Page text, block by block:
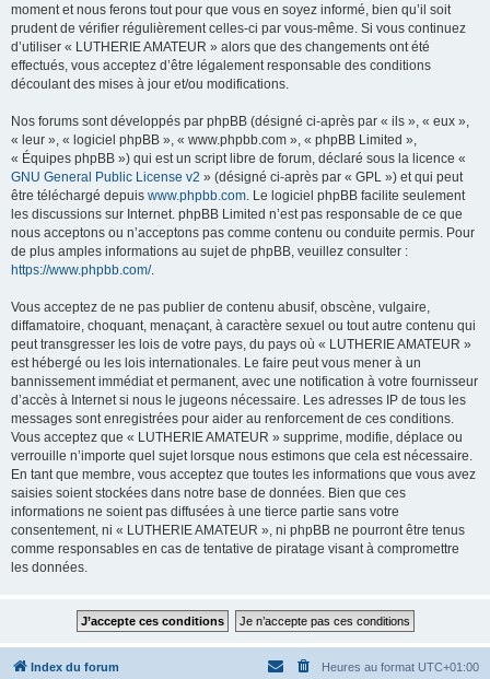
moment et nous ferons tout pour que vous en soyez informé, bien qu’il soit
prudent de vérifier régulièrement celles-ci par vous-même. Si vous continuez
d’utiliser « LUTHERIE AMATEUR » alors que des changements ont été
effectués, vous acceptez d’être légalement responsable des conditions
découlant des mises à jour et/ou modifications.
Nos forums sont développés par phpBB (désigné ci-après par « ils », « eux »,
« leur », « logiciel phpBB », « www.phpbb.com », « phpBB Limited »,
« Équipes phpBB ») qui est un script libre de forum, déclaré sous la licence «
GNU General Public License v2 » (désigné ci-après par « GPL ») et qui peut
être téléchargé depuis www.phpbb.com. Le logiciel phpBB facilite seulement
les discussions sur Internet. phpBB Limited n’est pas responsable de ce que
nous acceptons ou n’acceptons pas comme contenu ou conduite permis. Pour
de plus amples informations au sujet de phpBB, veuillez consulter :
https://www.phpbb.com/.
Vous acceptez de ne pas publier de contenu abusif, obscène, vulgaire,
diffamatoire, choquant, menaçant, à caractère sexuel ou tout autre contenu qui
peut transgresser les lois de votre pays, du pays où « LUTHERIE AMATEUR »
est hébergé ou les lois internationales. Le faire peut vous mener à un
bannissement immédiat et permanent, avec une notification à votre fournisseur
d’accès à Internet si nous le jugeons nécessaire. Les adresses IP de tous les
messages sont enregistrées pour aider au renforcement de ces conditions.
Vous acceptez que « LUTHERIE AMATEUR » supprime, modifie, déplace ou
verrouille n’importe quel sujet lorsque nous estimons que cela est nécessaire.
En tant que membre, vous acceptez que toutes les informations que vous avez
saisies soient stockées dans notre base de données. Bien que ces
informations ne soient pas diffusées à une tierce partie sans votre
consentement, ni « LUTHERIE AMATEUR », ni phpBB ne pourront être tenus
comme responsables en cas de tentative de piratage visant à compromettre
les données.
Index du forum Heures au format UTC+01:00